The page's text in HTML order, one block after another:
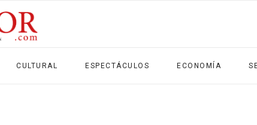
CULTURAL ESPECTÁCULOS ECONOMÍA